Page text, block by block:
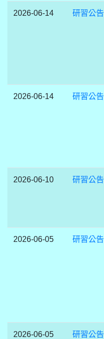
2026-06-14 研習公告
2026-06-14 研習公告
2026-06-10 研習公告
2026-06-05 研習公告
2026-06-05 研習公告